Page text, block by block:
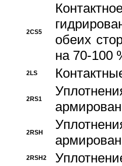
2CS5
обеих
на 70-100
2LS
2RS1
2RSH
2RSH2